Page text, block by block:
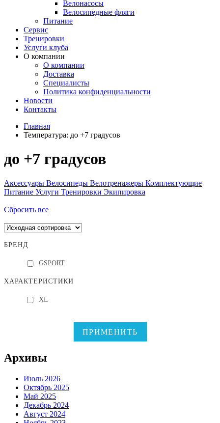
Велонасосы
Велосипедные фляги
Питание
Сервис
Тренировки
Услуги клуба
О компании
О компании
Доставка
Специалисты
Политика конфиденциальности
Новости
Контакты
Главная
Температура: до +7 градусов
до +7 градусов
Аксессуары Велосипеды Велотренажеры Комплектующие
Питание Услуги Тренировки Экипировка
Сбросить все
БРЕНД
GSPORT
ХАРАКТЕРИСТИКИ
XL
ПРИМЕНИТЬ
Архивы
Июль 2026
Октябрь 2025
Май 2025
Декабрь 2024
Август 2024